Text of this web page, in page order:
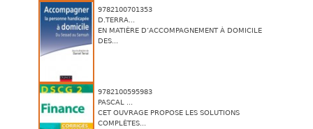
9782100701353
D.TERRA...
EN MATIÈRE D’ACCOMPAGNEMENT À DOMICILE
DES...
9782100595983
PASCAL ...
CET OUVRAGE PROPOSE LES SOLUTIONS
COMPLÈTES...